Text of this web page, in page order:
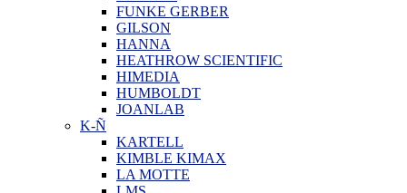
FUNKE GERBER
GILSON
HANNA
HEATHROW SCIENTIFIC
HIMEDIA
HUMBOLDT
JOANLAB
K-Ñ
KARTELL
KIMBLE KIMAX
LA MOTTE